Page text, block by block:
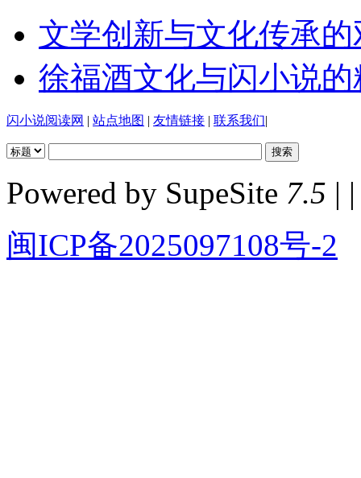
文学创新与文化传承
徐福酒文化与闪小说
闪小说阅读网 | 站点地图 | 友情链接 | 联系我们|
Powered by SupeSite 7.5 | |
闽ICP备2025097108号-2